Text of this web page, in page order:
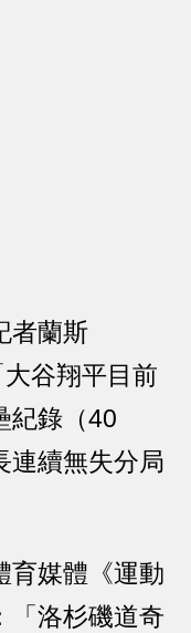
者蘭斯
大谷翔平目前
紀錄（40
連續無失分局
育媒體《運動
「洛杉磯道奇